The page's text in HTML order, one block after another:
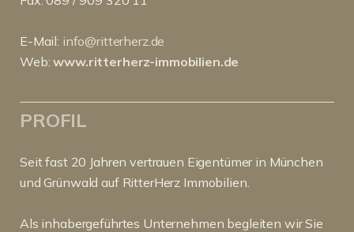
E-Mail: info@ritterherz.de
Web:www.ritterherz-immobilien.de
PROFIL
Seit fast 20 Jahren vertrauen Eigentümer in München
und Grünwald auf RitterHerz Immobilien.
Als inhabergeführtes Unternehmen begleiten wir Sie